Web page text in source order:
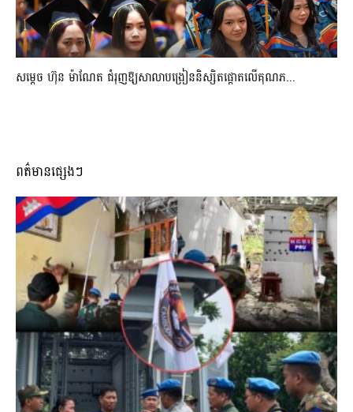
សម្តេច ហ៊ុន ម៉ាណែត ជំរុញឱ្យសាលាបង្រៀននិស្សិតផ្តោតលើគុណភ...
ពត៌មានផ្សេងៗ